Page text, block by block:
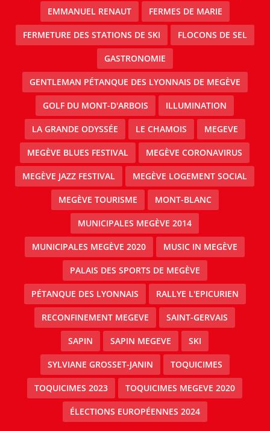
EMMANUEL RENAUT FERMES DE MARIE
FERMETURE DES STATIONS DE SKI FLOCONS DE SEL
GASTRONOMIE
GENTLEMAN PÉTANQUE DES LYONNAIS DE MEGÈVE
GOLF DU MONT-D'ARBOIS ILLUMINATION
LA GRANDE ODYSSÉE LE CHAMOIS MEGEVE
MEGÈVE BLUES FESTIVAL MEGÈVE CORONAVIRUS
MEGÈVE JAZZ FESTIVAL MEGÈVE LOGEMENT SOCIAL
MEGÈVE TOURISME MONT-BLANC
MUNICIPALES MEGÈVE 2014
MUNICIPALES MEGÈVE 2020 MUSIC IN MEGÈVE
PALAIS DES SPORTS DE MEGÈVE
PÉTANQUE DES LYONNAIS RALLYE L'EPICURIEN
RECONFINEMENT MEGEVE SAINT-GERVAIS
SAPIN SAPIN MEGEVE SKI
SYLVIANE GROSSET-JANIN TOQUICIMES
TOQUICIMES 2023 TOQUICIMES MEGEVE 2020
ÉLECTIONS EUROPÉENNES 2024